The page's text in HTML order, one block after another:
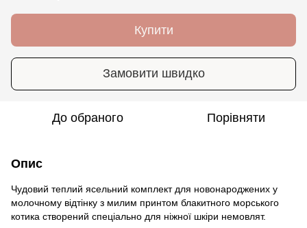
Купити
Замовити швидко
До обраного Порівняти
Опис
Чудовий теплий ясельний комплект для новонароджених у
молочному відтінку з милим принтом блакитного морського
котика створений спеціально для ніжної шкіри немовлят.